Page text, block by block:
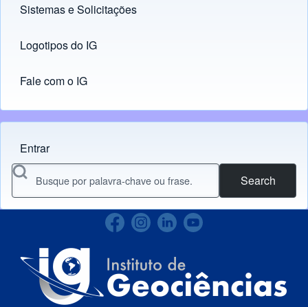
Sistemas e Solicitações
(opens in new tab)
Logotipos do IG
(opens in new tab)
Fale com o IG
Menu do usuário
Entrar
Search